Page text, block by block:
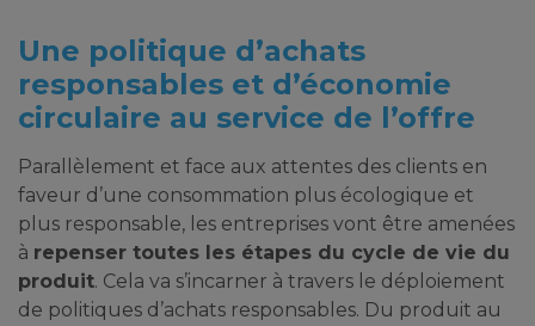
Une politique d’achats
responsables et d’économie
circulaire au service de l’offre
Parallèlement et face aux attentes des clients en
faveur d’une consommation plus écologique et
plus responsable, les entreprises vont être amenées
à repenser toutes les étapes du cycle de vie du
produit. Cela va s’incarner à travers le déploiement
de politiques d’achats responsables. Du produit au